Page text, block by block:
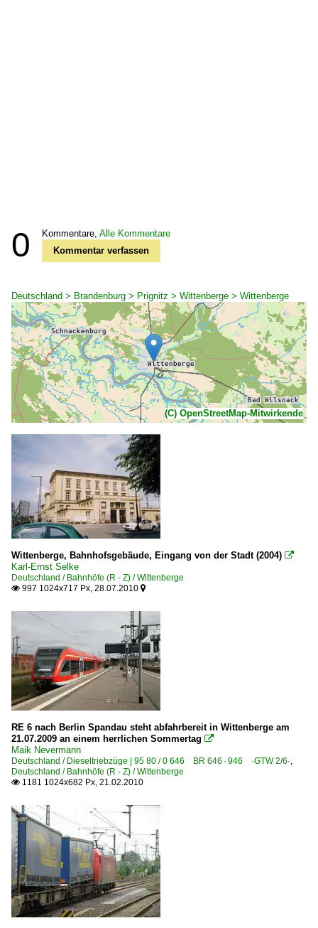
0 Kommentare, Alle Kommentare
Kommentar verfassen
Deutschland > Brandenburg > Prignitz > Wittenberge > Wittenberge
(C) OpenStreetMap-Mitwirkende
Wittenberge, Bahnhofsgebäude, Eingang von der Stadt (2004) 
Karl-Ernst Selke
Deutschland / Bahnhöfe (R - Z) / Wittenberge
 997 1024x717 Px, 28.07.2010 
RE 6 nach Berlin Spandau steht abfahrbereit in Wittenberge am
21.07.2009 an einem herrlichen Sommertag 
Maik Nevermann
Deutschland / Dieseltriebzüge | 95 80 / 0 646 BR 646 · 946 ·GTW 2/6·,
Deutschland / Bahnhöfe (R - Z) / Wittenberge
 1181 1024x682 Px, 21.02.2010